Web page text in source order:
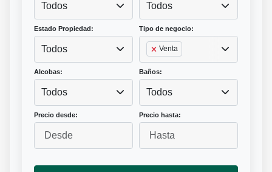
Todos Todos
Estado Propiedad:
Todos
Tipo de negocio:
Venta
Alcobas:
Todos
Baños:
Todos
Precio desde: Precio hasta: